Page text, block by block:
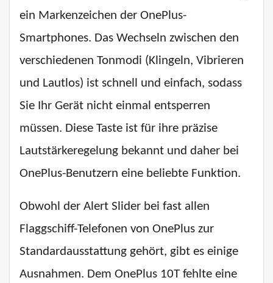
ein Markenzeichen der OnePlus-
Smartphones. Das Wechseln zwischen den
verschiedenen Tonmodi (Klingeln, Vibrieren
und Lautlos) ist schnell und einfach, sodass
Sie Ihr Gerät nicht einmal entsperren
müssen. Diese Taste ist für ihre präzise
Lautstärkeregelung bekannt und daher bei
OnePlus-Benutzern eine beliebte Funktion.
Obwohl der Alert Slider bei fast allen
Flaggschiff-Telefonen von OnePlus zur
Standardausstattung gehört, gibt es einige
Ausnahmen. Dem OnePlus 10T fehlte eine